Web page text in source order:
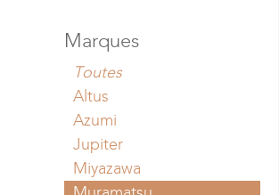
Marques
Toutes
Altus
Azumi
Jupiter
Miyazawa